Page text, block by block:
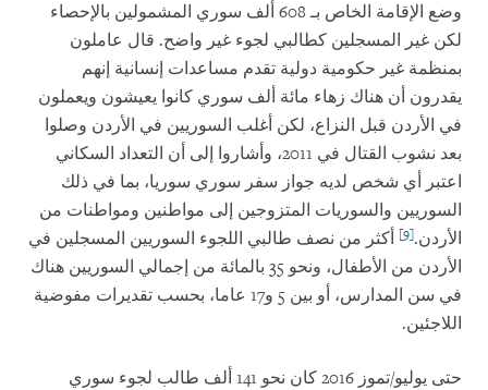
وضع الإقامة الخاص بـ 608 ألف سوري المشمولين بالإحصاء
لكن غير المسجلين كطالبي لجوء غير واضح. قال عاملون
بمنظمة غير حكومية دولية تقدم مساعدات إنسانية إنهم
يقدرون أن هناك زهاء مائة ألف سوري كانوا يعيشون ويعملون
في الأردن قبل النزاع، لكن أغلب السوريين في الأردن وصلوا
بعد نشوب القتال في 2011، وأشاروا إلى أن التعداد السكاني
اعتبر أي شخص لديه جواز سفر سوري سوريا، بما في ذلك
السوريين والسوريات المتزوجين إلى مواطنين ومواطنات من
الأردن.[9] أكثر من نصف طالبي اللجوء السوريين المسجلين في
الأردن من الأطفال، ونحو 35 بالمائة من إجمالي السوريين هناك
في سن المدارس، أو بين 5 و17 عاما، بحسب تقديرات مفوضية
اللاجئين.
حتى يوليو/تموز 2016 كان نحو 141 ألف طالب لجوء سوري